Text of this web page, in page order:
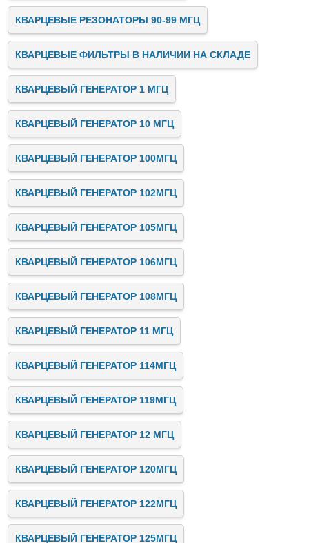
КВАРЦЕВЫЕ РЕЗОНАТОРЫ 90-99 МГЦ
КВАРЦЕВЫЕ ФИЛЬТРЫ В НАЛИЧИИ НА СКЛАДЕ
КВАРЦЕВЫЙ ГЕНЕРАТОР 1 МГЦ
КВАРЦЕВЫЙ ГЕНЕРАТОР 10 МГЦ
КВАРЦЕВЫЙ ГЕНЕРАТОР 100МГЦ
КВАРЦЕВЫЙ ГЕНЕРАТОР 102МГЦ
КВАРЦЕВЫЙ ГЕНЕРАТОР 105МГЦ
КВАРЦЕВЫЙ ГЕНЕРАТОР 106МГЦ
КВАРЦЕВЫЙ ГЕНЕРАТОР 108МГЦ
КВАРЦЕВЫЙ ГЕНЕРАТОР 11 МГЦ
КВАРЦЕВЫЙ ГЕНЕРАТОР 114МГЦ
КВАРЦЕВЫЙ ГЕНЕРАТОР 119МГЦ
КВАРЦЕВЫЙ ГЕНЕРАТОР 12 МГЦ
КВАРЦЕВЫЙ ГЕНЕРАТОР 120МГЦ
КВАРЦЕВЫЙ ГЕНЕРАТОР 122МГЦ
КВАРЦЕВЫЙ ГЕНЕРАТОР 125МГЦ